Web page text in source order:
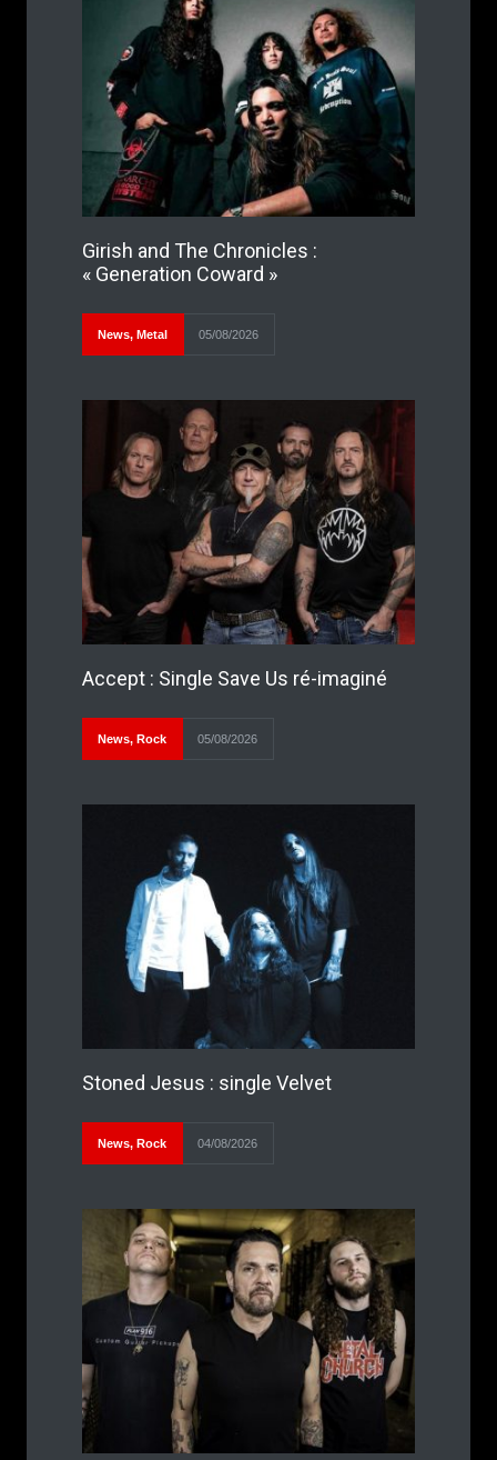
Girish and The Chronicles :
« Generation Coward »
News, Metal 05/08/2026
Accept : Single Save Us ré-imaginé
News, Rock 05/08/2026
Stoned Jesus : single Velvet
News, Rock 04/08/2026